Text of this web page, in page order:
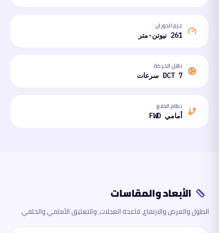
عزم الدوران
261 نيوتن·متر
ناقل الحركة
DCT 7 سرعات
نظام الدفع
أمامي FWD
الأبعاد والمقاسات
الطول والعرض والارتفاع، قاعدة العجلات، والتعليق الأمامي والخلفي